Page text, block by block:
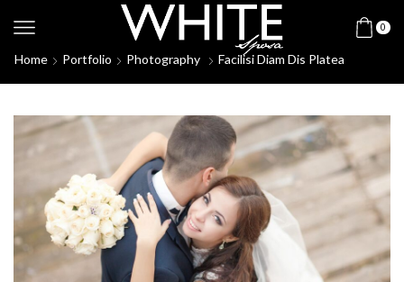
0
Home Portfolio Photography Facilisi Diam Dis Platea